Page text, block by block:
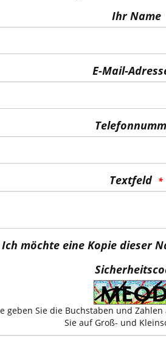
Ihr Name
E-Mail-
Textfeld
Ich möchte eine Kopie dieser
geben Sie die Buchstaben und
Sie auf Groß- und